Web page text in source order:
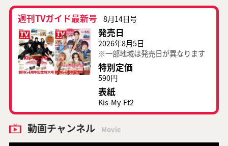
週刊TVガイド最新号 8月14日号
発売日
2026年8月5日
※一部地域は発売日が異なります
特別定価
590円
表紙
Kis-My-Ft2
動画チャンネル Movie